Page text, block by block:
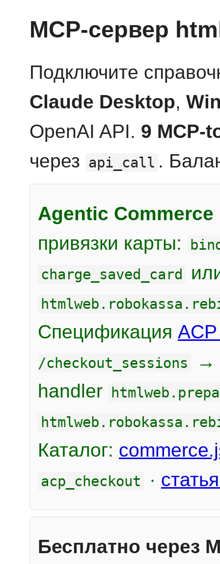
MCP-сервер
Подключите
Claude Desktop,
OpenAI API. 9 MCP-
через api_call .
Agentic Commerce
привязки карты:
charge_saved_card
Спецификация
/checkout_sessions
handler
Каталог:
acp_checkout ·
Бесплатно через